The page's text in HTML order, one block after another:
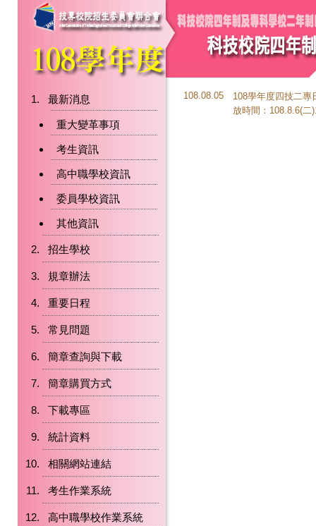
最新消息
重大變革事項
考生資訊
高中職學校資訊
委員學校資訊
其他資訊
招生學校
規章辦法
重要日程
常見問題
簡章查詢與下載
簡章購買方式
下載專區
統計資料
相關網站連結
考生作業系統
高中職學校作業系統
108.08.05
108學年度四技二專
放時間：108.8.6(二